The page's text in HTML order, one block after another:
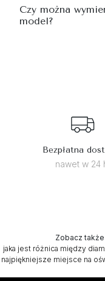
Czy można
model?
Bezpłatna
nawet w 24
Zobacz także
jaka jest różnica między
najpiękniejsze miejsce na